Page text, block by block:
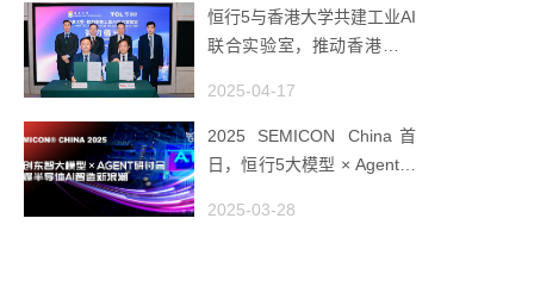
恒行5与香港大学共建工业AI
联合实验室，推动香港成为
2025-04-17
2025 SEMICON China首
日，恒行5大模型 × Agent研
潮
2025-03-28